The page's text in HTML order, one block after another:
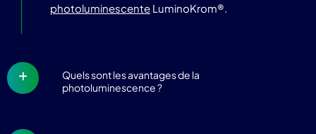
photoluminescente LuminoKrom®.
Quels sont les avantages de la
photoluminescence ?